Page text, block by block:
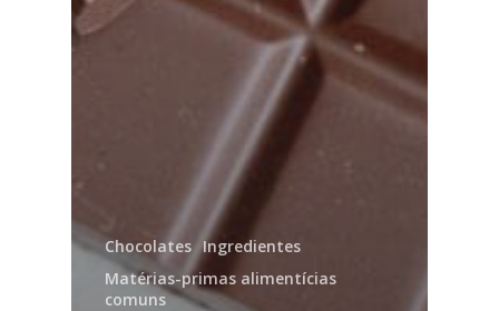
Chocolates Ingredientes
Matérias-primas alimentícias
comuns